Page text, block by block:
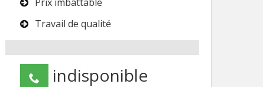
Travail de qualité
indisponible